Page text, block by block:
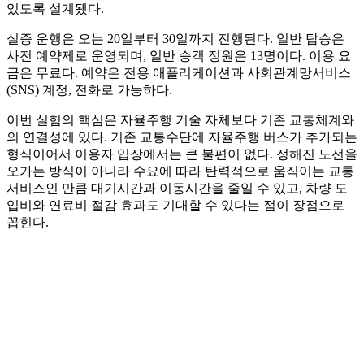
있도록 설계됐다.
실증 운행은 오는 20일부터 30일까지 진행된다. 일반 탑승은
사전 예약제로 운영되며, 일반 승객 정원은 13명이다. 이용 요
금은 무료다. 예약은 전용 애플리케이션과 사회관계망서비스
(SNS) 계정, 전화로 가능하다.
이번 실험의 핵심은 자율주행 기술 자체보다 기존 교통체계와
의 연결성에 있다. 기존 교통수단에 자율주행 버스가 추가되는
형식이어서 이용자 입장에서는 큰 불편이 없다. 정해진 노선을
오가는 방식이 아니라 수요에 따라 탄력적으로 움직이는 교통
서비스인 만큼 대기시간과 이동시간을 줄일 수 있고, 차량 도
입비와 연료비 절감 효과도 기대할 수 있다는 점이 장점으로
꼽힌다.